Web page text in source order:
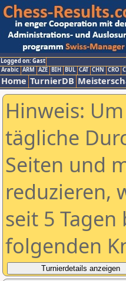
Logged on: Gast
Arabic ARM AZE BIH BUL CAT CHN CRO
Home TurnierDB
Hinweis:
tägliche
Seiten und
reduzieren,
seit 5
folgenden